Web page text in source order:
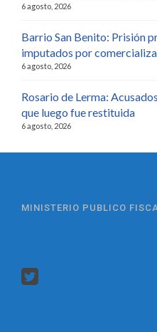
6 agosto, 2026
Barrio San Benito: Prisión
imputados por
6 agosto, 2026
Rosario de Lerma:
que luego fue restituida
6 agosto, 2026
MINISTERIO PUBLICO